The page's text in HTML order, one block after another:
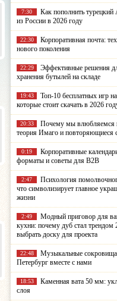
7:30
Как пополнить
из России в 2026 году
22:30
Корпоративная почта:
нового поколения
22:29
Эффективные решения
хранения бутылей на складе
19:43
Топ-10 бесплатных игр
которые стоит скачать в 2026
20:33
Почему мы влюбляемся
теория Имаго и повторяющиеся
0:19
Корпоративные
форматы и советы для B2B
2:47
Психология
что символизирует главное
жизни
2:49
Модный приговор для
кухни: почему дуб стал трендом
выбрать доску для проекта
22:48
Музыкальные
Петербург вместе с нами
18:53
Каменная вата 50 мм:
слоя